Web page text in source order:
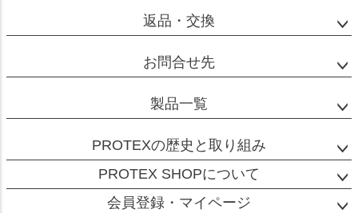
返品・交換
お問合せ先
製品一覧
PROTEXの歴史と取り組み
PROTEX SHOPについて
会員登録・マイページ